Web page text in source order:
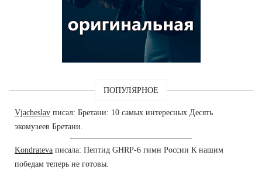
ПОПУЛЯРНОЕ
Vjacheslav писал: Бретани: 10 самых интересных Десять
экомузеев Бретани.
Kondrateva писала: Пептид GHRP-6 гимн России К нашим
победам теперь не готовы.